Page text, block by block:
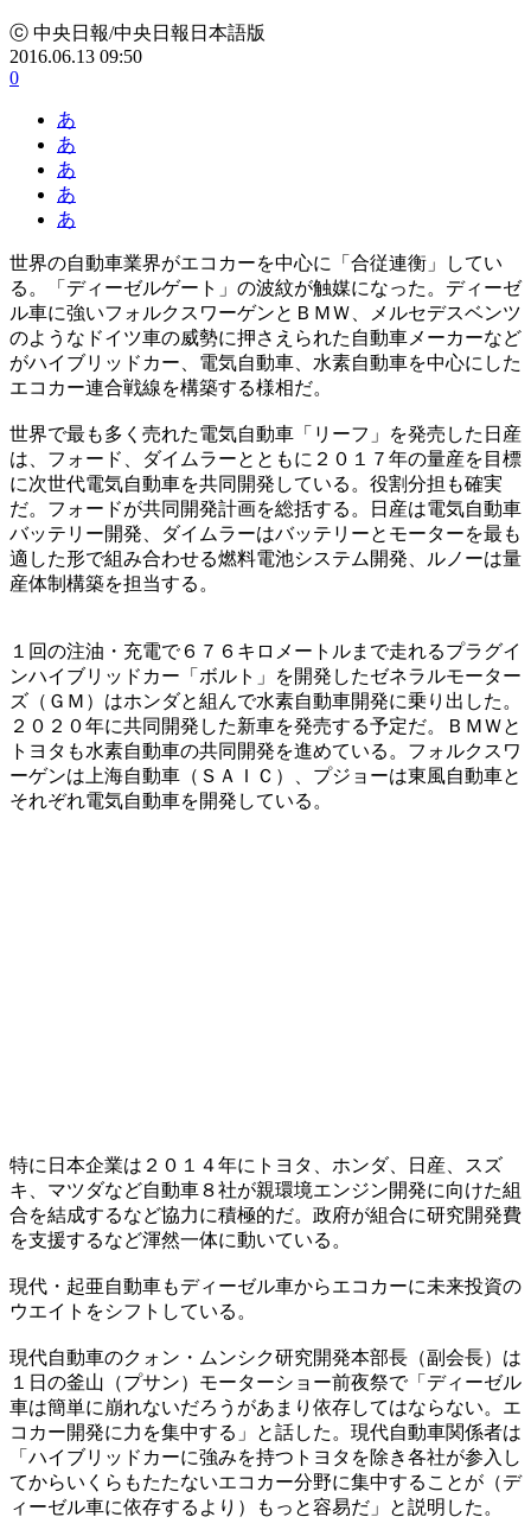
ⓒ 中央日報/中央日報日本語版
2016.06.13 09:50
0
あ
あ
あ
あ
あ
世界の自動車業界がエコカーを中心に「合従連衡」してい
る。「ディーゼルゲート」の波紋が触媒になった。ディーゼ
ル車に強いフォルクスワーゲンとＢＭＷ、メルセデスベンツ
のようなドイツ車の威勢に押さえられた自動車メーカーなど
がハイブリッドカー、電気自動車、水素自動車を中心にした
エコカー連合戦線を構築する様相だ。
世界で最も多く売れた電気自動車「リーフ」を発売した日産
は、フォード、ダイムラーとともに２０１７年の量産を目標
に次世代電気自動車を共同開発している。役割分担も確実
だ。フォードが共同開発計画を総括する。日産は電気自動車
バッテリー開発、ダイムラーはバッテリーとモーターを最も
適した形で組み合わせる燃料電池システム開発、ルノーは量
産体制構築を担当する。
１回の注油・充電で６７６キロメートルまで走れるプラグイ
ンハイブリッドカー「ボルト」を開発したゼネラルモーター
ズ（ＧＭ）はホンダと組んで水素自動車開発に乗り出した。
２０２０年に共同開発した新車を発売する予定だ。ＢＭＷと
トヨタも水素自動車の共同開発を進めている。フォルクスワ
ーゲンは上海自動車（ＳＡＩＣ）、プジョーは東風自動車と
それぞれ電気自動車を開発している。
特に日本企業は２０１４年にトヨタ、ホンダ、日産、スズ
キ、マツダなど自動車８社が親環境エンジン開発に向けた組
合を結成するなど協力に積極的だ。政府が組合に研究開発費
を支援するなど渾然一体に動いている。
現代・起亜自動車もディーゼル車からエコカーに未来投資の
ウエイトをシフトしている。
現代自動車のクォン・ムンシク研究開発本部長（副会長）は
１日の釜山（プサン）モーターショー前夜祭で「ディーゼル
車は簡単に崩れないだろうがあまり依存してはならない。エ
コカー開発に力を集中する」と話した。現代自動車関係者は
「ハイブリッドカーに強みを持つトヨタを除き各社が参入し
てからいくらもたたないエコカー分野に集中することが（デ
ィーゼル車に依存するより）もっと容易だ」と説明した。